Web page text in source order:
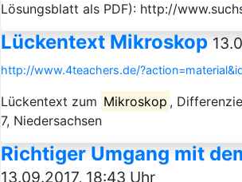
Lösungsblatt als PDF): http://
Lückentext Mikroskop
http://www.4teachers.de/
Lückentext zum Mikroskop ,
7, Niedersachsen
Richtiger Umgang mit
13.09.2017, 18:43 Uhr